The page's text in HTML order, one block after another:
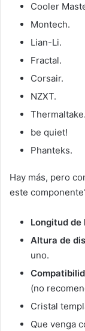
Cooler
Montech.
Lian-Li.
Fractal.
Corsair.
NZXT.
Thermaltake.
be quiet!
Phanteks.
Hay más, pero
este
Longitud de
Altura de
uno.
(no
Cristal
Que venga